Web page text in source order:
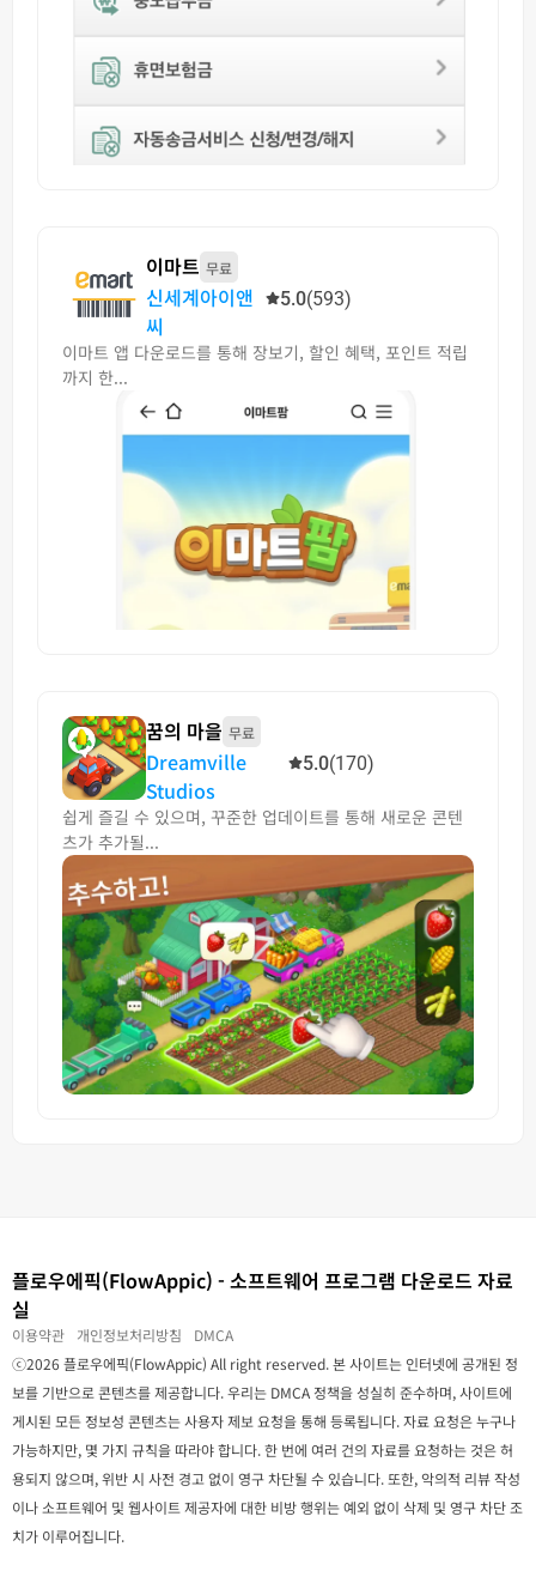
이마트 무료
신세계아이앤
씨
5.0(593)
이마트 앱 다운로드를 통해 장보기, 할인 혜택, 포인트 적립
까지 한...
꿈의 마을 무료
Dreamville
Studios
5.0(170)
쉽게 즐길 수 있으며, 꾸준한 업데이트를 통해 새로운 콘텐
츠가 추가될...
플로우에픽(FlowAppic) - 소프트웨어 프로그램 다운로드 자료
실
이용약관 개인정보처리방침
DMCA
ⓒ2026 플로우에픽(FlowAppic) All right reserved. 본 사이트는 인터넷에 공개된 정
보를 기반으로 콘텐츠를 제공합니다. 우리는 DMCA 정책을 성실히 준수하며, 사이트에
게시된 모든 정보성 콘텐츠는 사용자 제보 요청을 통해 등록됩니다. 자료 요청은 누구나
가능하지만, 몇 가지 규칙을 따라야 합니다. 한 번에 여러 건의 자료를 요청하는 것은 허
용되지 않으며, 위반 시 사전 경고 없이 영구 차단될 수 있습니다. 또한, 악의적 리뷰 작성
이나 소프트웨어 및 웹사이트 제공자에 대한 비방 행위는 예외 없이 삭제 및 영구 차단 조
치가 이루어집니다.